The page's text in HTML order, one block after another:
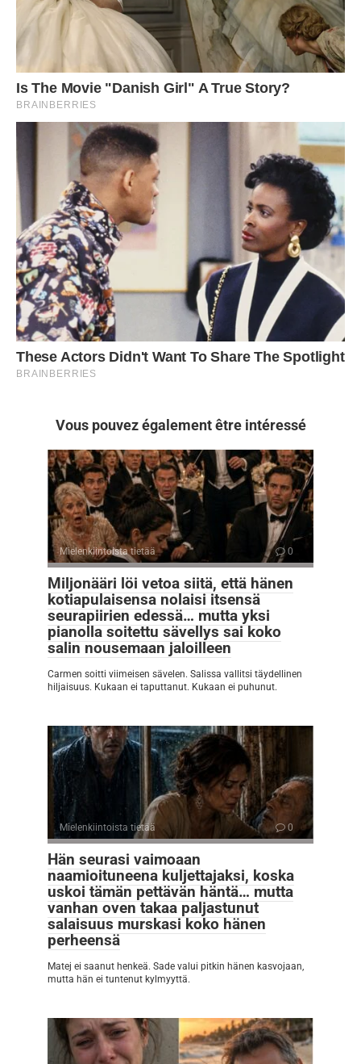
Vous pouvez également être intéressé
Mielenkiintoista tietää 0
Miljonääri löi vetoa siitä, että hänen
kotiapulaisensa nolaisi itsensä
seurapiirien edessä… mutta yksi
pianolla soitettu sävellys sai koko
salin nousemaan jaloilleen
Carmen soitti viimeisen sävelen. Salissa vallitsi täydellinen
hiljaisuus. Kukaan ei taputtanut. Kukaan ei puhunut.
Mielenkiintoista tietää 0
Hän seurasi vaimoaan
naamioituneena kuljettajaksi, koska
uskoi tämän pettävän häntä… mutta
vanhan oven takaa paljastunut
salaisuus murskasi koko hänen
perheensä
Matej ei saanut henkeä. Sade valui pitkin hänen kasvojaan,
mutta hän ei tuntenut kylmyyttä.